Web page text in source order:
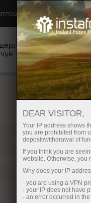
Ҳисоб-
Энди иш
учун
DEAR VISITOR,
Your IP address shows
you are prohibited from
deposit/withdrawal of
If you think you are
website. Otherwise, you
Why does your IP
- you are using a VPN
- your IP does not have
- an error occurred in